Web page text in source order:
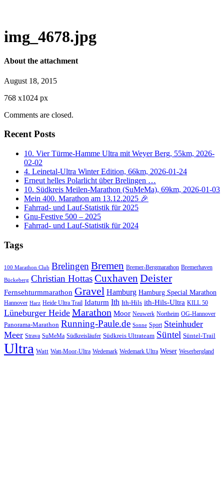
img_4678.jpg
About the attachment
August 18, 2015
768 x1024 px
Comments are closed.
Recent Posts
10. Vier Türme-Hamme Ultra mit Weyer Berg, 55km, 2026-
02-02
4. Leinetal-Ultra Winter Edition, 66km, 2026-01-24
Erneut helles Polarlicht über Brelingen …
10. Südkreis Meilen-Marathon (SuMeMa), 69km, 2026-01-03
Mein 400. Marathon am 13.12.2025 🎉
Fahrrad- und Lauf-Statistik für 2025
Gnu-Festive 500 – 2025
Fahrrad- und Lauf-Statistik für 2024
Tags
100 Marathon Club BrelingenBremen Bremer-Bergmarathon Bremerhaven
Bückeberg Christian HottasCuxhaven Deister
Fernsehturmmarathon Gravel Hamburg Hamburg Special Marathon
Hannover Harz Heide Ultra Trail Idaturm Ith Ith-Hils ith-Hils-Ultra KILL 50
Lüneburger Heide Marathon Moor Neuwerk Northeim OG-Hannover
Panorama-Marathon Running-Paule.de Sonne Sport Steinhuder
Meer Strava SuMeMa Südkreisläufer Südkreis Ultrateam Süntel Süntel-Trail
Ultra Watt Watt-Moor-Ultra Wedemark Wedemark Ultra Weser Weserbergland